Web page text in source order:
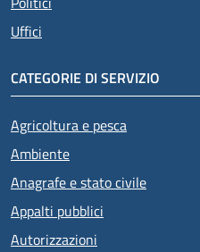
Uffici
CATEGORIE DI SERVIZIO
Agricoltura e pesca
Ambiente
Anagrafe e stato civile
Appalti pubblici
Autorizzazioni